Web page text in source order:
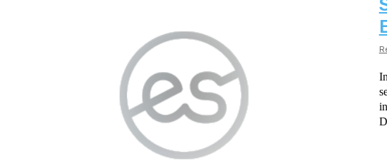
Invita